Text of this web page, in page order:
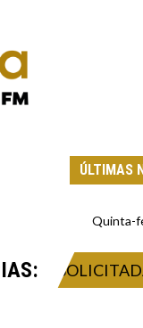
ÚLTIMAS
Quinta-
SOLICITADA